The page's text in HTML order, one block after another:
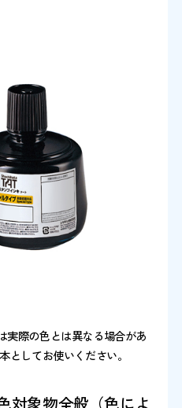
際の色とは異なる場合があ
としてお使いください。
対象物全般（色によ